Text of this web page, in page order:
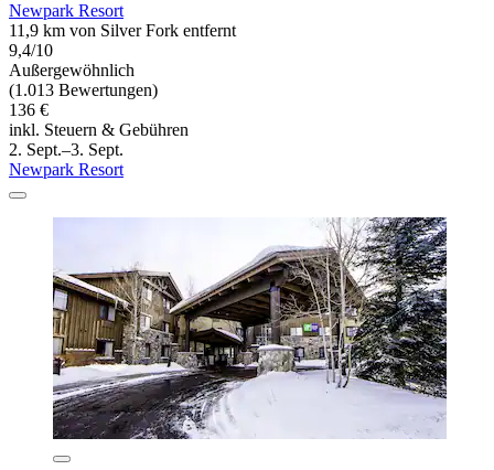
Newpark Resort
11,9 km von Silver Fork entfernt
9,4/10
Außergewöhnlich
(1.013 Bewertungen)
136 €
inkl. Steuern & Gebühren
2. Sept.–3. Sept.
Newpark Resort